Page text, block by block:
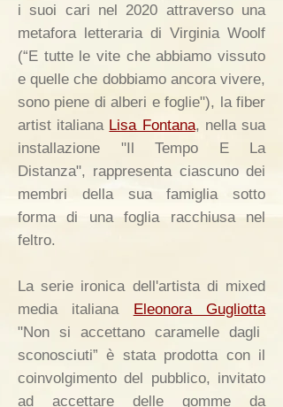
i suoi cari nel 2020 attraverso una
metafora letteraria di Virginia Woolf
(“E tutte le vite che abbiamo vissuto
e quelle che dobbiamo ancora vivere,
sono piene di alberi e foglie"), la fiber
artist italiana Lisa Fontana, nella sua
installazione "Il Tempo E La
Distanza", rappresenta ciascuno dei
membri della sua famiglia sotto
forma di una foglia racchiusa nel
feltro.
La serie ironica dell'artista di mixed
media italiana Eleonora Gugliotta
"Non si accettano caramelle dagli
sconosciuti” è stata prodotta con il
coinvolgimento del pubblico, invitato
ad accettare delle gomme da